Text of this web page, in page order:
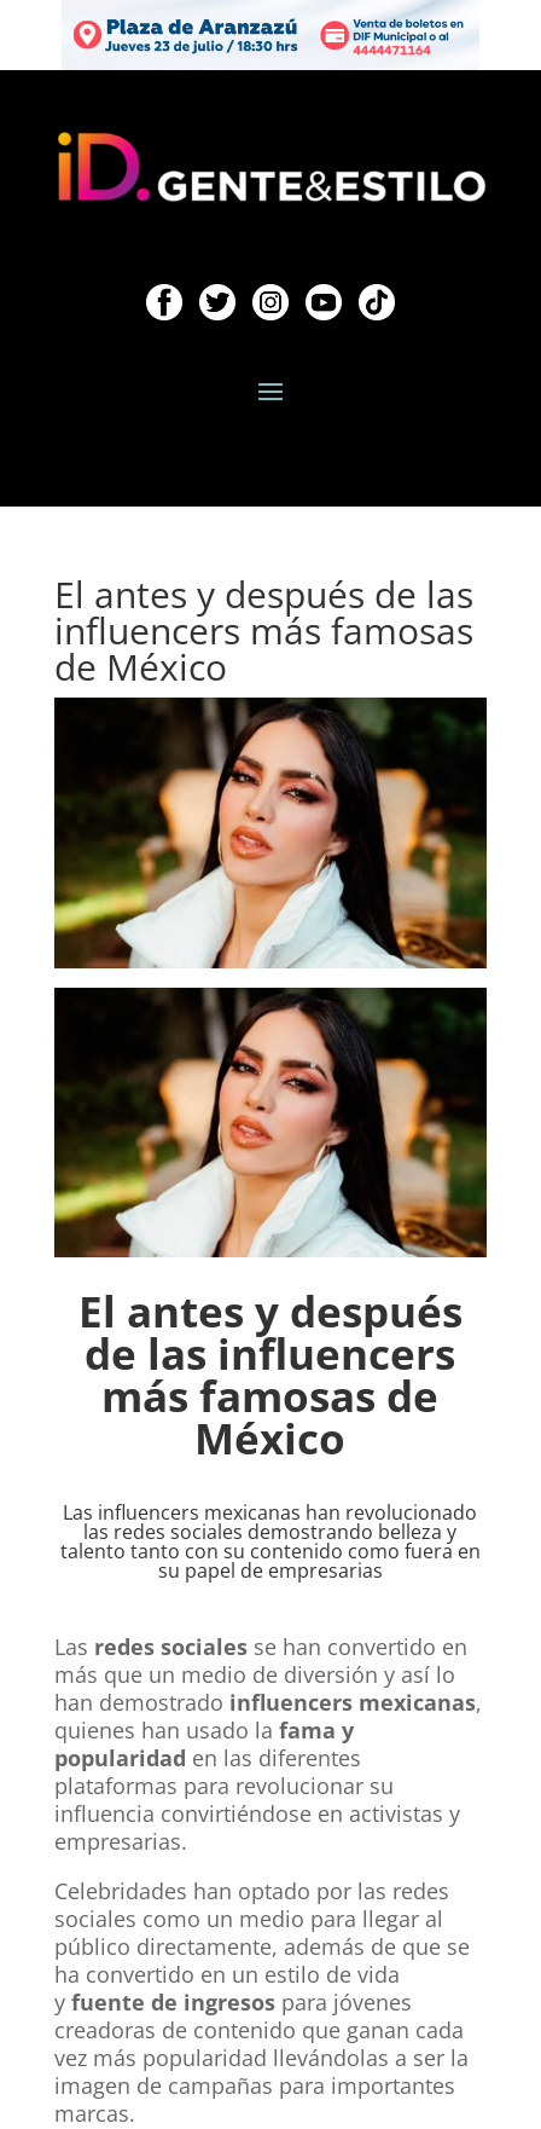
El antes y después de las
influencers más famosas
de México
El antes y después
de las influencers
más famosas de
México
Las influencers mexicanas han revolucionado
las redes sociales demostrando belleza y
talento tanto con su contenido como fuera en
su papel de empresarias
Las redes sociales se han convertido en
más que un medio de diversión y así lo
han demostrado influencers mexicanas,
quienes han usado la fama y
popularidad en las diferentes
plataformas para revolucionar su
influencia convirtiéndose en activistas y
empresarias.
Celebridades han optado por las redes
sociales como un medio para llegar al
público directamente, además de que se
ha convertido en un estilo de vida
y fuente de ingresos para jóvenes
creadoras de contenido que ganan cada
vez más popularidad llevándolas a ser la
imagen de campañas para importantes
marcas.